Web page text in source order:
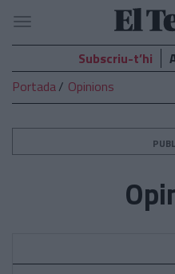
El
Temps
Navegació
Subscriu-t’hi
Portada
Opinions